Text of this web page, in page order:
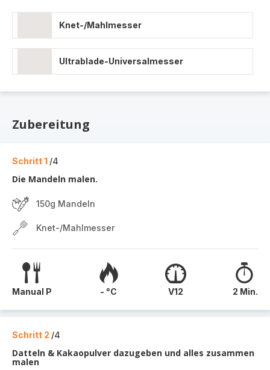
Knet-/Mahlmesser
Ultrablade-Universalmesser
Zubereitung
Schritt 1 /4
Die Mandeln malen.
150g Mandeln
Knet-/Mahlmesser
Manual P - °C V12 2 Min.
Schritt 2 /4
Datteln & Kakaopulver dazugeben und alles zusammen
malen